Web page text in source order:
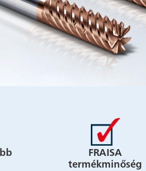
FRAISA
termékminőség